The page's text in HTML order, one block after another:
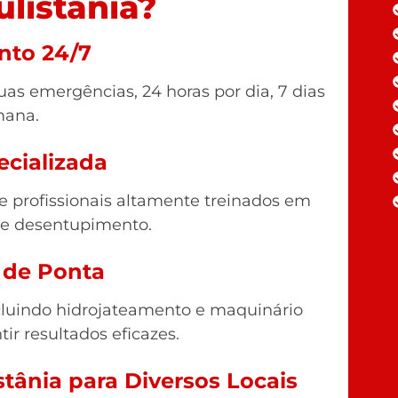
24/7
emergências, 24 horas por dia, 7 dias
profissionais altamente treinados em
desentupimento.
Ponta
hidrojateamento e maquinário
resultados eficazes.
para Diversos Locais